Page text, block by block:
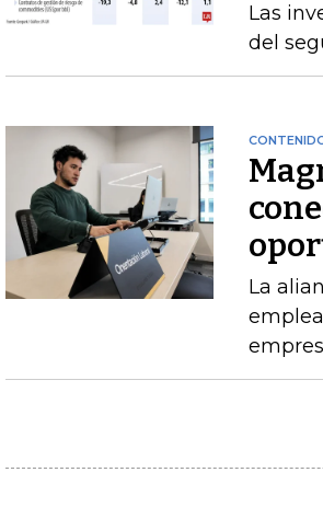
Las
del
La